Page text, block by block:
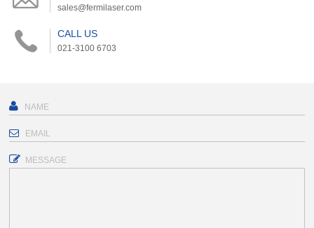
sales@fermilaser.com
CALL US
021-3100 6703
MESSAGE